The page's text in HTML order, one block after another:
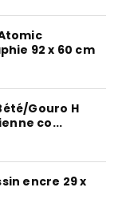
92 x 60 cm
Gouro H
co...
encre 29 x